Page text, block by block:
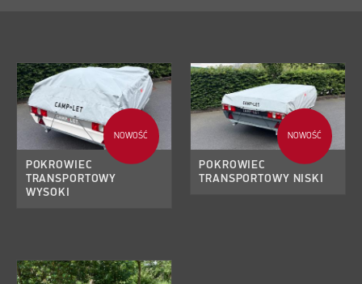
NOWOŚĆ
POKROWIEC
TRANSPORTOWY
WYSOKI
NOWOŚĆ
POKROWIEC
TRANSPORTOWY NISKI